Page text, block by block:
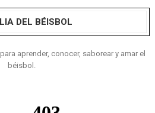
DEL BÉISBOL
aprender, conocer, saborear y amar el
béisbol.